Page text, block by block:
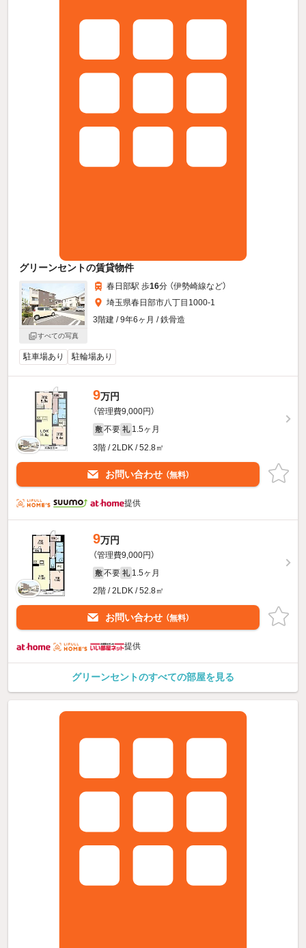
グリーンセントの賃貸物件
すべての写真
春日部駅 歩16分 （伊勢崎線など）
埼玉県春日部市八丁目1000-1
3階建 / 9年6ヶ月 / 鉄骨造
駐車場あり 駐輪場あり
9万円
（管理費9,000円）
敷 不要 礼 1.5ヶ月
3階 / 2LDK / 52.8㎡
お問い合わせ （無料）
提供
9万円
（管理費9,000円）
敷 不要 礼 1.5ヶ月
2階 / 2LDK / 52.8㎡
お問い合わせ （無料）
提供
グリーンセントのすべての部屋を見る